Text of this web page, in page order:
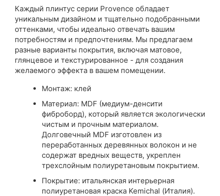
Каждый плинтус серии Provence обладает
уникальным дизайном и тщательно подобранными
оттенками, чтобы идеально отвечать вашим
потребностям и предпочтениям. Мы предлагаем
разные варианты покрытия, включая матовое,
глянцевое и текстурированное - для создания
желаемого эффекта в вашем помещении.
Монтаж: клей
Материал: MDF (медиум-денсити
фиброборд), который является экологически
чистым и прочным материалом.
Долговечный MDF изготовлен из
переработанных деревянных волокон и не
содержат вредных веществ, укреплен
трехслойным полиуретановым покрытием.
Покрытие: итальянская интерьерная
полиуретановая краска Kemichal (Италия).